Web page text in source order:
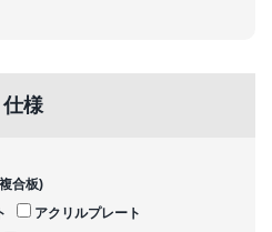
仕様
合板)
アクリルプレート